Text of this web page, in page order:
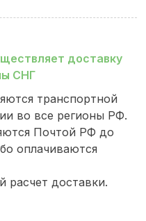
доставку
СНГ
транспортной
во все регионы РФ.
Почтой РФ до
оплачиваются
расчет доставки.